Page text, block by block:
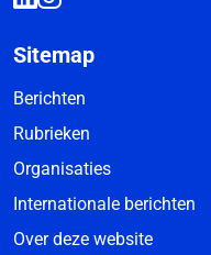
Sitemap
Berichten
Rubrieken
Organisaties
Internationale berichten
Over deze website